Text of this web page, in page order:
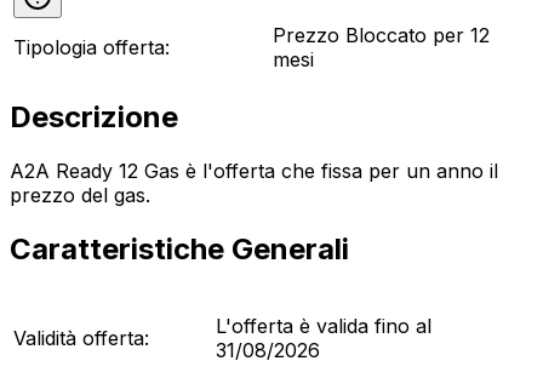
Tipologia offerta:
Prezzo Bloccato per 12
mesi
Descrizione
A2A Ready 12 Gas è l'offerta che fissa per un anno il
prezzo del gas.
Caratteristiche Generali
Validità offerta:
L'offerta è valida fino al
31/08/2026